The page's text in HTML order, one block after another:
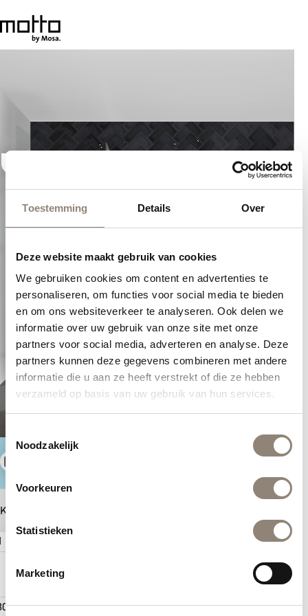
Toestemming Details Over
Deze website maakt gebruik van cookies
We gebruiken cookies om content en advertenties te
personaliseren, om functies voor social media te bieden
en om ons websiteverkeer te analyseren. Ook delen we
informatie over uw gebruik van onze site met onze
partners voor social media, adverteren en analyse. Deze
partners kunnen deze gegevens combineren met andere
informatie die u aan ze heeft verstrekt of die ze hebben
verzameld op basis van uw gebruik van hun services.
Noodzakelijk
Voorkeuren
Statistieken
Marketing
Kies tegels voor jouw ideale badkamer
| Muur links
x60cm WandtegelGlanzend
Glanzend
€ 79,95(1594268)